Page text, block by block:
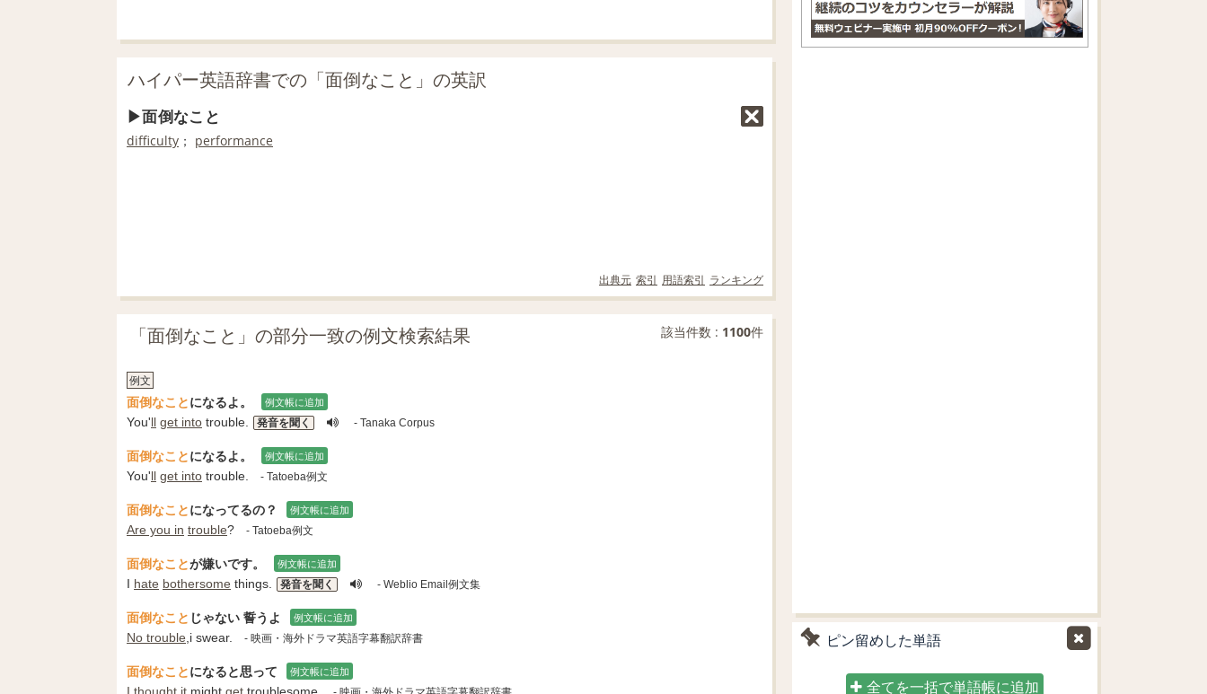
ハイパー英語辞書での「面倒なこと」の英訳
面倒なこと
difficulty ； performance
出典元 索引 用語索引 ランキング
「面倒なこと」の部分一致の例文検索結果 該当件数 : 1100件
例文
面倒なことになるよ。 例文帳に追加
You'll get into trouble. 発音を聞く - Tanaka Corpus
面倒なことになるよ。 例文帳に追加
You'll get into trouble. - Tatoeba例文
面倒なことになってるの？ 例文帳に追加
Are you in trouble? - Tatoeba例文
面倒なことが嫌いです。 例文帳に追加
I hate bothersome things. 発音を聞く - Weblio Email例文集
面倒なこと じゃない 誓うよ 例文帳に追加
No trouble ,i swear. - 映画・海外ドラマ英語字幕翻訳辞書
面倒なことになると思って 例文帳に追加
ピン留めした単語
全てを一括で単語帳に追加